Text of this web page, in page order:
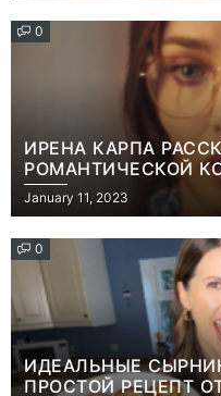
0
ИРЕНА КАРПА
РОМАНТИЧЕСКОЙ
РОЛИ МАТЕРИ-
January 11, 2023
0
ИДЕАЛЬНЫЕ
ПРОСТОЙ РЕЦЕПТ